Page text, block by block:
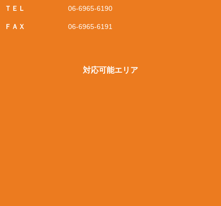
ＴＥＬ 06-6965-6190
ＦＡＸ 06-6965-6191
対応可能エリア